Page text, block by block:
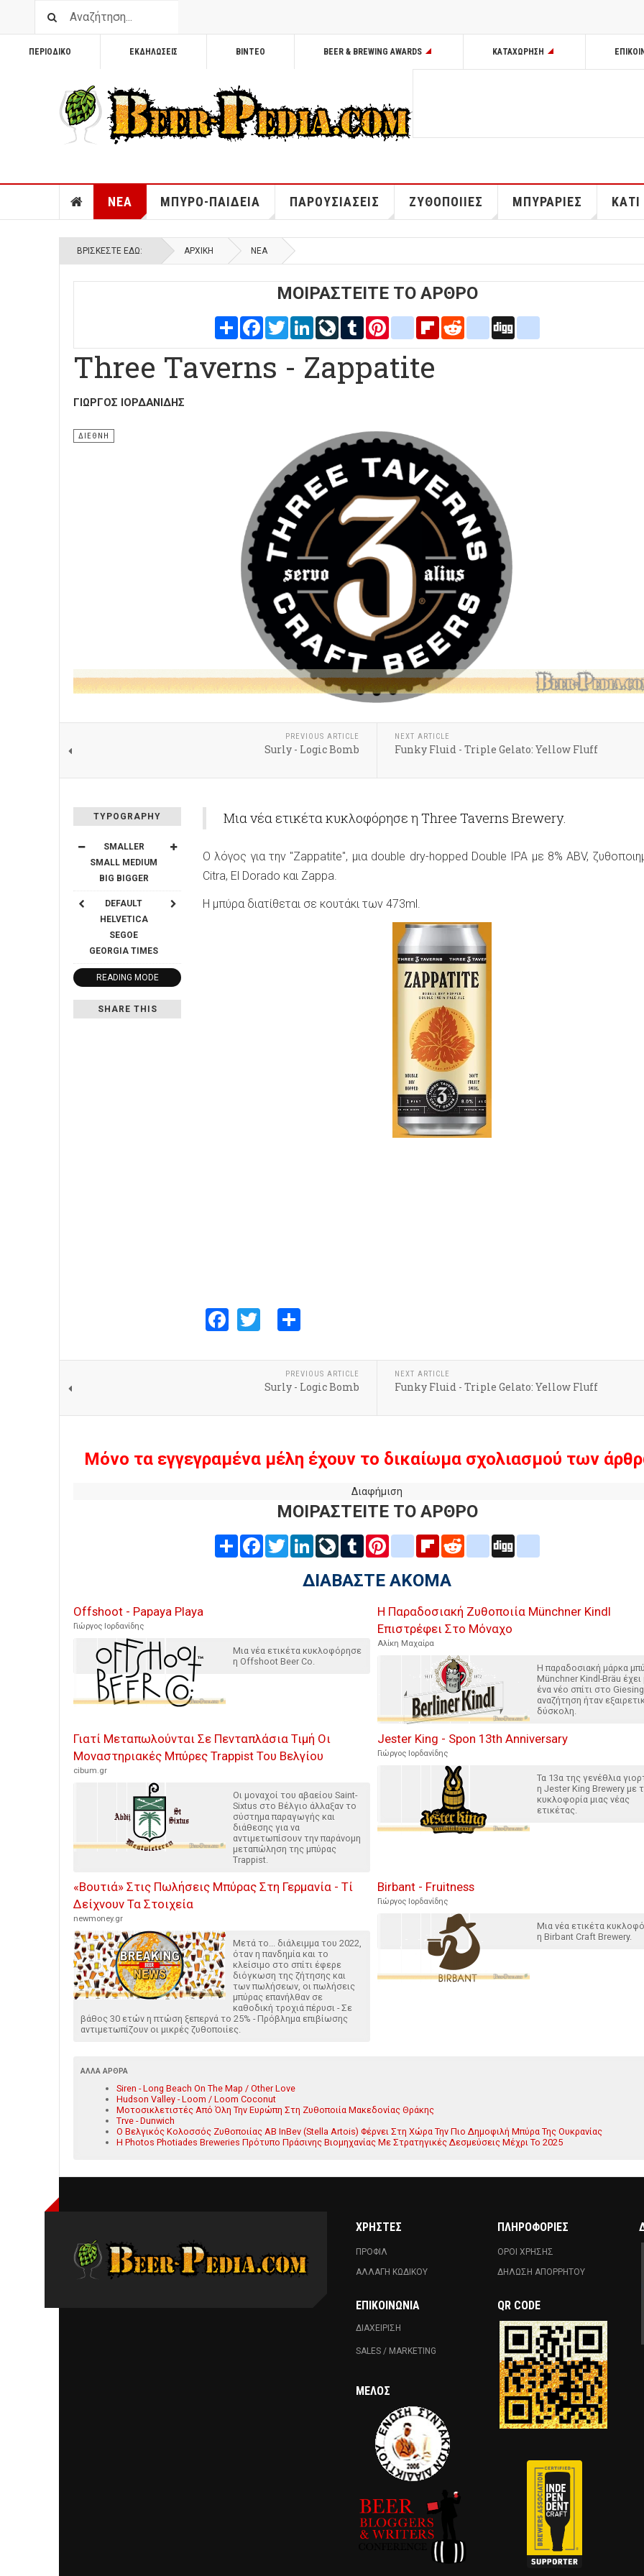
ΠΕΡΙΟΔΙΚΟ ΕΚΔΗΛΩΣΕΙΣ ΒΙΝΤΕΟ BEER & BREWING AWARDS ΚΑΤΑΧΩΡΗΣΗ
ΝΕΑ ΜΠΥΡΟ-ΠΑΙΔΕΙΑ ΠΑΡΟΥΣΙΑΣΕΙΣ ΖΥΘΟΠΟΙΙΕΣ ΜΠΥΡΑΡΙΕΣ
ΒΡΊΣΚΕΣΤΕ ΕΔΏ: ΑΡΧΙΚΉ ΝΕΑ
ΜΟΙΡΑΣΤΕΙΤΕ ΤΟ ΑΡΘΡΟ
Share FacebookTwitterLinkedInLiveJournal
Tumblr Pinterestblogger_post
FlipboardRedditdelicious
Three Taverns - Zappatite
ΓΙΏΡΓΟΣ ΙΟΡΔΑΝΊΔΗΣ
ΔΙΕΘΝΗ
PREVIOUS ARTICLE
Surly - Logic Bomb
NEXT ARTICLE
Funky Fluid - Triple Gelato: Yellow Fluff
TYPOGRAPHY
SMALLER
SMALL MEDIUM
BIG BIGGER
DEFAULT
HELVETICA
SEGOE
GEORGIA TIMES
READING MODE
SHARE THIS
Μια νέα ετικέτα κυκλοφόρησε η Three Taverns Brewery.
Ο λόγος για την "Zappatite", μια double dry-hopped Double IPA με 8% ABV,
Citra, El Dorado και Zappa.
Η μπύρα διατίθεται σε κουτάκι των 473ml.
Facebook
Twitter
PREVIOUS ARTICLE
Surly - Logic Bomb
NEXT ARTICLE
Funky Fluid - Triple Gelato: Yellow Fluff
Μόνο τα εγγεγραμένα μέλη έχουν το δικαίωμα σχολιασμού των
Διαφήμιση
ΜΟΙΡΑΣΤΕΙΤΕ ΤΟ ΑΡΘΡΟ
Share FacebookTwitterLinkedInLiveJournal
Tumblr Pinterestblogger_post
FlipboardRedditdelicious
ΔΙΑΒΑΣΤΕ ΑΚΟΜΑ
Offshoot - Papaya Playa
Γιώργος Ιορδανίδης
Μια νέα ετικέτα κυκλοφόρησε
η Offshoot Beer Co.
Η Παραδοσιακή Ζυθοποιία Münchner Kindl
Επιστρέφει Στο Μόναχο
Αλίκη Μαχαίρα
Η παραδοσιακή μάρκα
Münchner Kindl-Bräu έχει
ένα νέο σπίτι στο
αναζήτηση ήταν
δύσκολη.
Γιατί Μεταπωλούνται Σε Πενταπλάσια Τιμή Οι
Μοναστηριακές Μπύρες Trappist Του Βελγίου
cibum.gr
Οι μοναχοί του αβαείου Saint-
Sixtus στο Βέλγιο άλλαξαν το
σύστημα παραγωγής και
διάθεσης για να
αντιμετωπίσουν την παράνομη
μεταπώληση της μπύρας
Trappist.
Jester King - Spon 13th Anniversary
Γιώργος Ιορδανίδης
Τα 13α της γενέθλια
η Jester King Brewery με
κυκλοφορία μιας νέας
ετικέτας.
«Βουτιά» Στις Πωλήσεις Μπύρας Στη Γερμανία - Τί
Δείχνουν Τα Στοιχεία
newmoney.gr
Μετά το... διάλειμμα του 2022,
όταν η πανδημία και το
κλείσιμο στο σπίτι έφερε
διόγκωση της ζήτησης και
των πωλήσεων, οι πωλήσεις
μπύρας επανήλθαν σε
καθοδική τροχιά πέρυσι - Σε
βάθος 30 ετών η πτώση ξεπερνά το 25% - Πρόβλημα επιβίωσης
αντιμετωπίζουν οι μικρές ζυθοποιίες.
Birbant - Fruitness
Γιώργος Ιορδανίδης
Μια νέα ετικέτα
η Birbant Craft Brewery.
ΆΛΛΑ ΆΡΘΡΑ
Siren - Long Beach On The Map / Other Love
Hudson Valley - Loom / Loom Coconut
Μοτοσικλετιστές Από Όλη Την Ευρώπη Στη Ζυθοποιία Μακεδονίας Θράκης
Trve - Dunwich
Ο Βελγικός Κολοσσός Ζυθοποιίας AB InBev (Stella Artois) Φέρνει Στη Χώρα Την Πιο Δημοφιλή Μπύρα Της Ουκρανίας
Η Photos Photiades Breweries Πρότυπο Πράσινης Βιομηχανίας Με Στρατηγικές Δεσμεύσεις Μέχρι Το 2025
ΧΡΗΣΤΕΣ
ΠΡΟΦΙΛ
ΑΛΛΑΓΗ ΚΩΔΙΚΟΥ
ΕΠΙΚΟΙΝΩΝΊΑ
ΔΙΑΧΕΙΡΙΣΗ
SALES / MARKETING
ΜΈΛΟΣ
ΠΛΗΡΟΦΟΡΙΕΣ
ΟΡΟΙ ΧΡΗΣΗΣ
ΔΗΛΩΣΗ ΑΠΟΡΡΗΤΟΥ
QR CODE